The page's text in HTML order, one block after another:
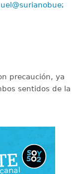
@surianobuezo
precaución, ya
sentidos de la